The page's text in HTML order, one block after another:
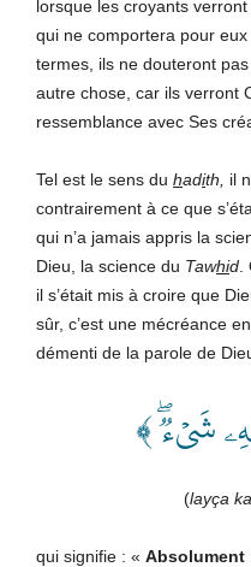
lorsque les croyants verront
qui ne comportera pour
termes, ils ne douteront
autre chose, car ils verront
ressemblance avec Ses
Tel est le sens du hadith,
il
contrairement à ce que
qui n’a jamais appris la
Dieu, la science du Tawhid
il s’était mis à croire que
sûr, c’est une mécréance en
démenti de la parole de
شَيۡءٞۖ ﴾
(layça
qui signifie : « Absolument